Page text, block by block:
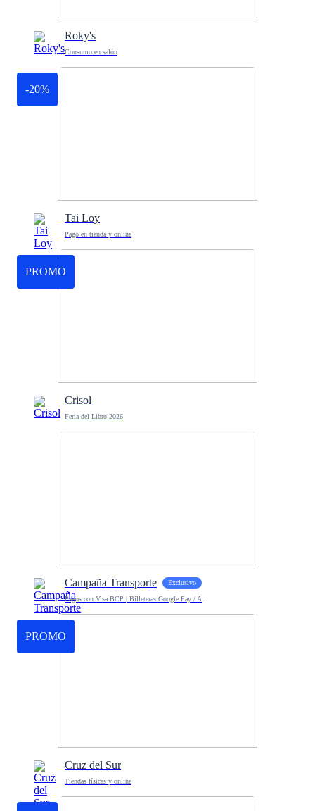
Roky's
Consumo en salón
-20%
Tai Loy
Pago en tienda y online
PROMO
Crisol
Feria del Libro 2026
Campaña Transporte Exclusivo
PROMO
Cruz del Sur
Tiendas físicas y online